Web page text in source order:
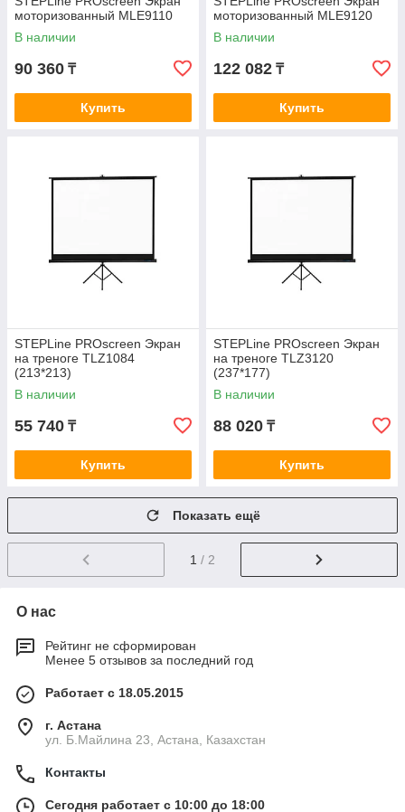
моторизованный MLE9110
В наличии
90 360 ₸
Купить
моторизованный MLE9120
В наличии
122 082 ₸
Купить
STEPLine PROscreen Экран
на треноге TLZ1084
(213*213)
В наличии
55 740 ₸
Купить
STEPLine PROscreen Экран
на треноге TLZ3120
(237*177)
В наличии
88 020 ₸
Купить
Показать ещё
1 / 2
О нас
Рейтинг не сформирован
Менее 5 отзывов за последний год
Работает с 18.05.2015
г. Астана
ул. Б.Майлина 23, Астана, Казахстан
Контакты
Сегодня работает с 10:00 до 18:00